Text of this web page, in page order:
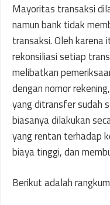
Mayoritas transaksi
namun bank tidak
transaksi. Oleh karena
rekonsiliasi setiap
melibatkan
dengan nomor
yang ditransfer sudah
biasanya dilakukan
yang rentan terhadap
biaya tinggi, dan
Berikut adalah